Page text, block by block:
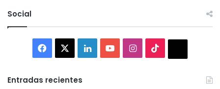
Social
Facebook LinkedInYouTubeInstagram
Entradas recientes